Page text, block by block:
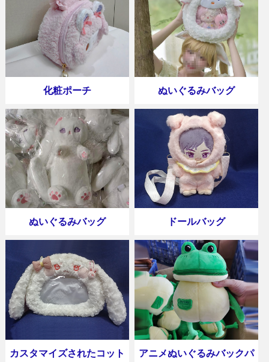
化粧ポーチ ぬいぐるみバッグ
ぬいぐるみバッグ ドールバッグ
カスタマイズされたコット
アニメぬいぐるみバックパ